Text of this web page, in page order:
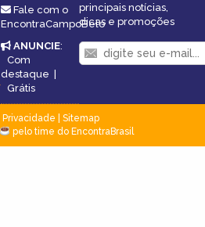
Fale com o
EncontraCampoBelo
ANUNCIE:
Com
destaque |
Grátis
principais notícias,
dicas e promoções
Privacidade
Sitemap
pelo time do EncontraBrasil